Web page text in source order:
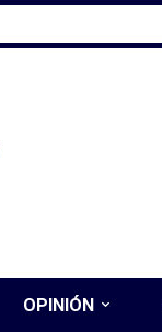
OPINIÓN